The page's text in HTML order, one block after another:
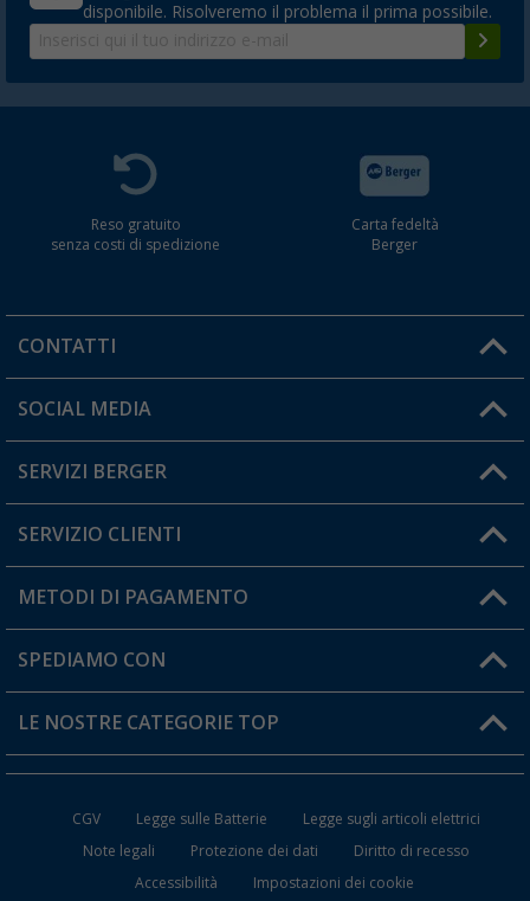
disponibile. Risolveremo il problema il prima possibile.
Reso gratuito
senza costi di spedizione
Carta fedeltà
Berger
CONTATTI
Orari di apertura del servizio:
Hai una domanda?
SOCIAL MEDIA
SERVIZI BERGER
Diventare rivenditori
Il mio Account
Carta fedeltà Berger
SERVIZIO CLIENTI
Informazioni sulla spedizione
Resi
FAQ e Contatti
METODI DI PAGAMENTO
SPEDIAMO CON
LE NOSTRE CATEGORIE TOP
Mobili per il Campeggio
CGV Legge sulle Batterie
Legge sugli articoli elettrici
Note legali
Protezione dei dati
Diritto di recesso
Accessibilità
Impostazioni dei cookie